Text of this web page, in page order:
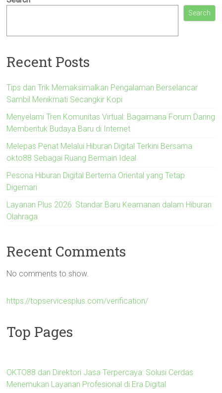
Search
Recent Posts
Tips dan Trik Memaksimalkan Pengalaman Berselancar
Sambil Menikmati Secangkir Kopi
Menyelami Tren Komunitas Virtual: Bagaimana Forum Daring
Membentuk Budaya Baru di Internet
Melepas Penat Melalui Hiburan Digital Terkini Bersama
okto88 Sebagai Ruang Bermain Ideal
Pesona Hiburan Digital Bertema Oriental yang Tetap
Digemari
Layanan Plus 2026: Standar Baru Keamanan dalam Hiburan
Olahraga
Recent Comments
No comments to show.
https://topservicesplus.com/verification/
Top Pages
OKTO88 dan Direktori Jasa Terpercaya: Solusi Cerdas
Menemukan Layanan Profesional di Era Digital